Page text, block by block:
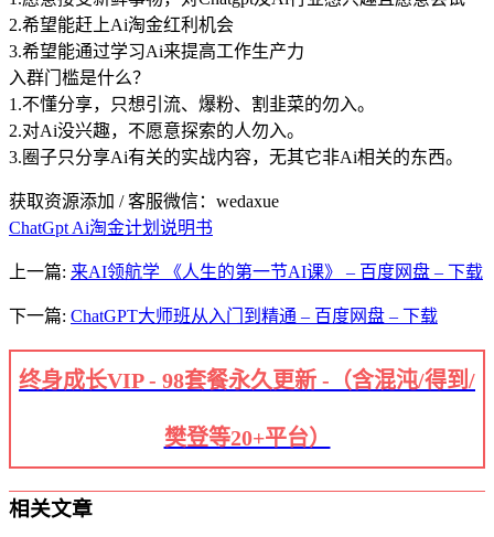
2.希望能赶上Ai淘金红利机会
3.希望能通过学习Ai来提高工作生产力
入群门槛是什么？
1.不懂分享，只想引流、爆粉、割韭菜的勿入。
2.对Ai没兴趣，不愿意探索的人勿入。
3.圈子只分享Ai有关的实战内容，无其它非Ai相关的东西。
获取资源添加 / 客服微信：wedaxue
ChatGpt Ai淘金计划说明书
上一篇: 来AI领航学 《人生的第一节AI课》 – 百度网盘 – 下载
下一篇: ChatGPT大师班从入门到精通 – 百度网盘 – 下载
终身成长VIP - 98套餐永久更新 -（含混沌/得到/
樊登等20+平台）
相关文章